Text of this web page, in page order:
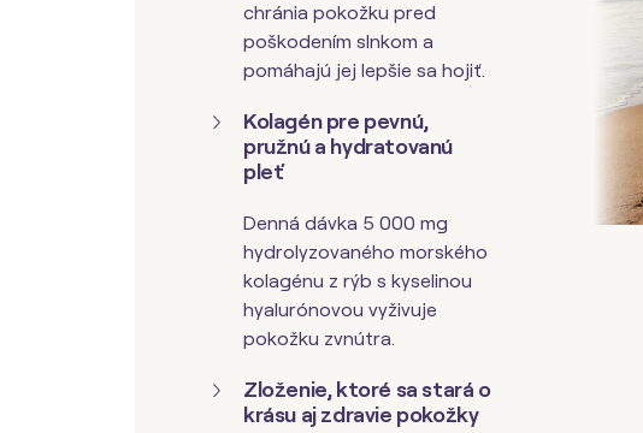
chránia pokožku pred
poškodením slnkom a
pomáhajú jej lepšie sa hojiť.
Kolagén pre pevnú,
pružnú a hydratovanú
pleť
Denná dávka 5 000 mg
hydrolyzovaného morského
kolagénu z rýb s kyselinou
hyalurónovou vyživuje
pokožku zvnútra.
Zloženie, ktoré sa stará o
krásu aj zdravie pokožky